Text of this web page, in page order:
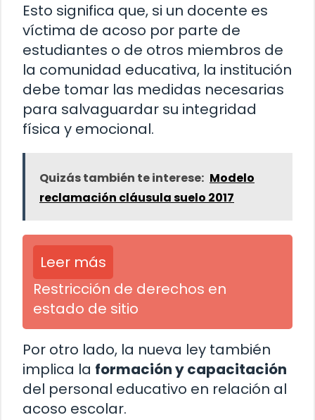
Esto significa que, si un docente es
víctima de acoso por parte de
estudiantes o de otros miembros de
la comunidad educativa, la institución
debe tomar las medidas necesarias
para salvaguardar su integridad
física y emocional.
Quizás también te interese: Modelo
reclamación cláusula suelo 2017
Leer más
Restricción de derechos en
estado de sitio
Por otro lado, la nueva ley también
implica la formación y capacitación
del personal educativo en relación al
acoso escolar.